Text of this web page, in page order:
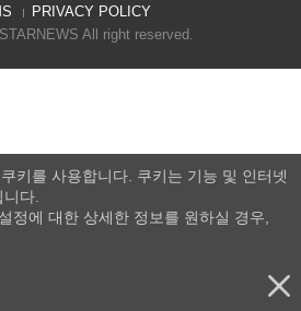
PRIVACY POLICY
All right reserved.
키를 사용합니다. 쿠키는 기능 및 인터넷
다.
정에 대한 상세한 정보를 원하실 경우,